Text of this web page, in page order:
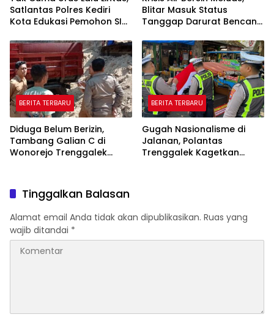
Satlantas Polres Kediri
Kota Edukasi Pemohon SIM
Pelatihan AI
Blitar Masuk Status
Tanggap Darurat Bencana
BERITA TERBARU
Diduga Belum Berizin,
Tambang Galian C di
Wonorejo Trenggalek
BERITA TERBARU
Gugah Nasionalisme di
Jalanan, Polantas
Trenggalek Kagetkan
Tinggalkan Balasan
Alamat email Anda tidak akan dipublikasikan. Ruas yang
wajib ditandai *